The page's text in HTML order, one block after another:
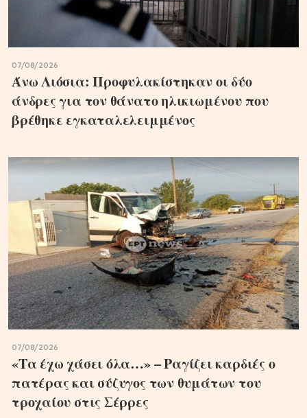
07/08/2026
Άνω Λιόσια: Προφυλακίστηκαν οι δύο
άνδρες για τον θάνατο ηλικιωμένου που
βρέθηκε εγκαταλελειμμένος
07/08/2026
«Τα έχω χάσει όλα…» – Ραγίζει καρδιές ο
πατέρας και σύζυγος των θυμάτων του
τροχαίου στις Σέρρες